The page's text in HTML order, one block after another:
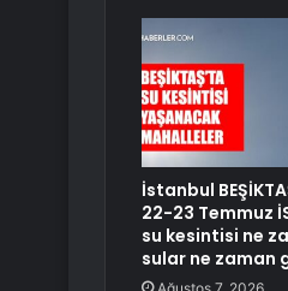
İstanbul
22-23 Temmuz
su kesintisi ne
sular ne zaman